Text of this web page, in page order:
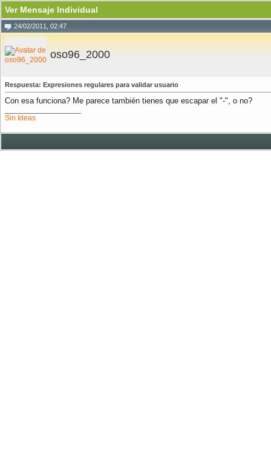
Ver Mensaje Individual
24/02/2011, 02:47
oso96_2000
Respuesta: Expresiones regulares para validar usuario
Con esa funciona? Me parece también tienes que escapar el "-", o no?
Sin Ideas